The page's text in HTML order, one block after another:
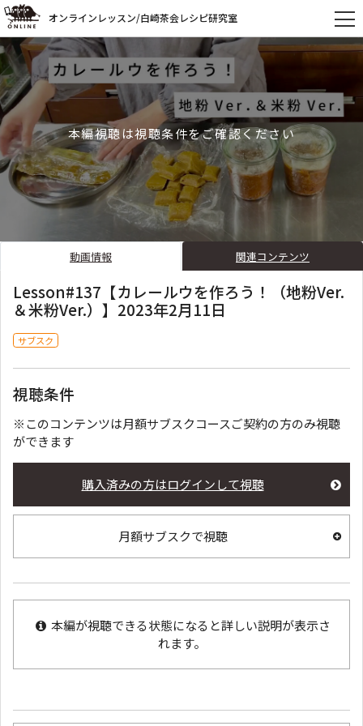
オンラインレッスン/白崎茶会レシピ研究室
本編視聴は視聴条件をご確認ください
動画情報 関連コンテンツ
Lesson#137【カレールウを作ろう！（地粉Ver.
＆米粉Ver.）】2023年2月11日
サブスク
視聴条件
※このコンテンツは月額サブスクコースご契約の方のみ視聴
ができます
購入済みの方はログインして視聴
月額サブスクで視聴
本編が視聴できる状態になると詳しい説明が表示さ
れます。